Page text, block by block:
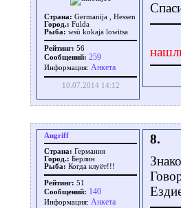
Страна: Germanija , Hessen
Город.: Fulda
Рыба: wsü kokaja lowitsa
Рейтинг: 56
Сообщений: 259
Информация: Aнкета
10.07.2014 14:12
Angriff
Страна: Германия
Город.: Берлин
Рыба: Когда клуёт!!!
Рейтинг: 51
Сообщений: 140
Информация: Aнкета
8.